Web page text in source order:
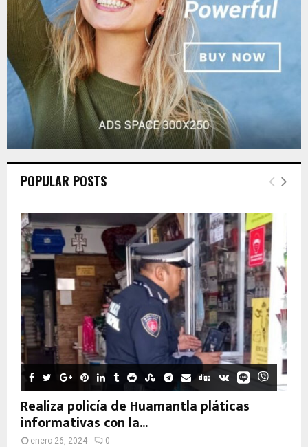
POPULAR POSTS
Realiza policía de Huamantla pláticas
informativas con la...
enero 26, 2024 0